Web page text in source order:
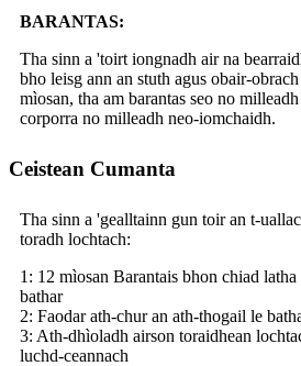
BARANTAS:
Tha sinn a 'toirt iongnadh air na
bho leisg ann an stuth agus obair-
mìosan, tha am barantas seo no
corporra no milleadh neo-iomchaidh.
Ceistean Cumanta
Tha sinn a 'gealltainn gun toir an t-
toradh lochtach:
1: 12 mìosan Barantais bhon chiad
bathar
2: Faodar ath-chur an ath-thogail le
3: Ath-dhìoladh airson toraidhean
luchd-ceannach